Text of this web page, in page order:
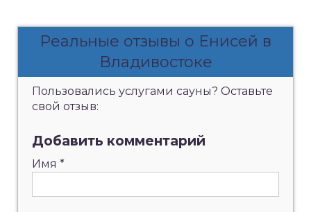
Реальные отзывы о Енисей в
Владивостоке
Пользовались услугами сауны? Оставьте
свой отзыв:
Добавить комментарий
Имя *